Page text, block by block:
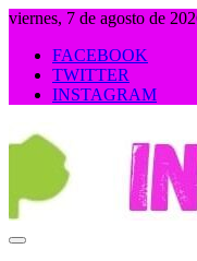
Saltar
contenido
viernes, 7 de agosto de
FACEBOOK
TWITTER
INSTAGRAM